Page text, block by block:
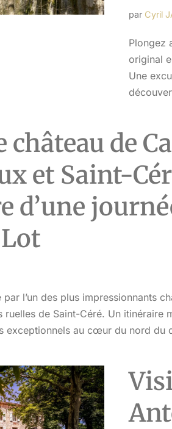
par Cyril
Plongez
original
Une
château de
et Saint-
d’une
l’un des plus impressionnants
ruelles de Saint-Céré. Un itinéraire
exceptionnels au cœur du nord du